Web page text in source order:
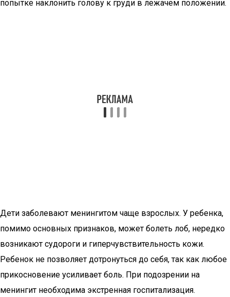
попытке наклонить голову к груди в лежачем положении.
Дети заболевают менингитом чаще взрослых. У ребенка,
помимо основных признаков, может болеть лоб, нередко
возникают судороги и гиперчувствительность кожи.
Ребенок не позволяет дотронуться до себя, так как любое
прикосновение усиливает боль. При подозрении на
менингит необходима экстренная госпитализация.